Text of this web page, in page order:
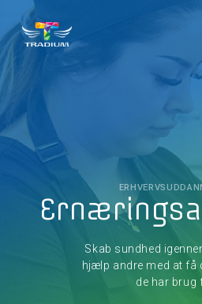
Skab sundhed
hjælp andre med at få
de har brug